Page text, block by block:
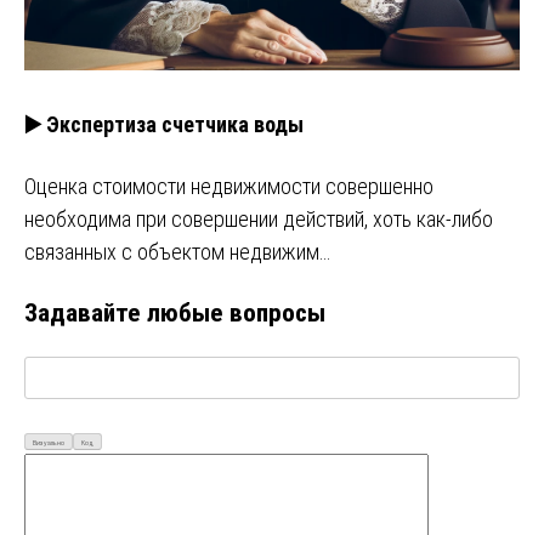
▶️ Экспертиза счетчика воды
Оценка стоимости недвижимости совершенно
необходима при совершении действий, хоть как-либо
связанных с объектом недвижим…
Задавайте любые вопросы
Визуально Код